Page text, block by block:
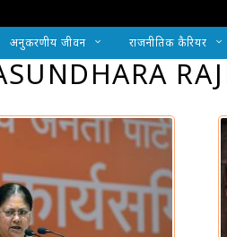
अनुकरणीय जीवन राजनीतिक कैरियर